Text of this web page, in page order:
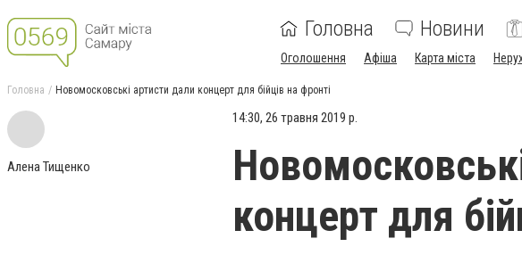
Головна Новини
Оголошення Афіша Карта міста
Головна Новомосковські артиcти дали концерт для бійців на фронті
Алена Тищенко
14:30, 26 травня 2019 р.
концерт для